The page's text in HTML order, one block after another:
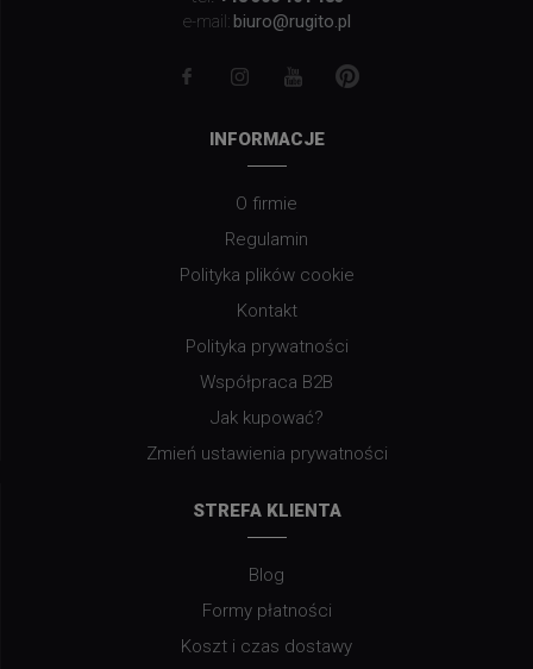
e-mail: biuro@rugito.pl
INFORMACJE
O firmie
Regulamin
Polityka plików cookie
Kontakt
Polityka prywatności
Współpraca B2B
Jak kupować?
Zmień ustawienia prywatności
STREFA KLIENTA
Blog
Formy płatności
Koszt i czas dostawy